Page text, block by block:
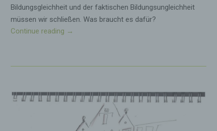
Bildungsgleichheit und der faktischen Bildungsungleichheit
müssen wir schließen. Was braucht es dafür?
Continue reading „
n
→